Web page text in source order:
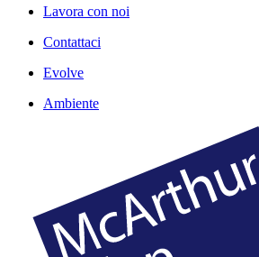
Lavora con noi
Contattaci
Evolve
Ambiente